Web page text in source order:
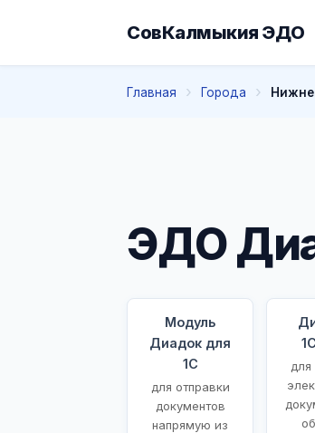
СовКалмыкия ЭДО
Главная Города
ЭДО
Модуль
Диадок для
1С
для отправки
документов
напрямую из
для